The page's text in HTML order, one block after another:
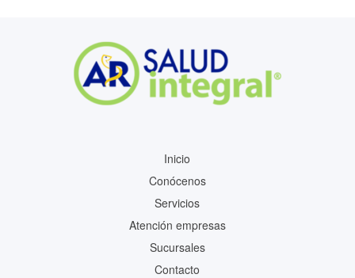
Inicio
Conócenos
Servicios
Atención empresas
Sucursales
Contacto